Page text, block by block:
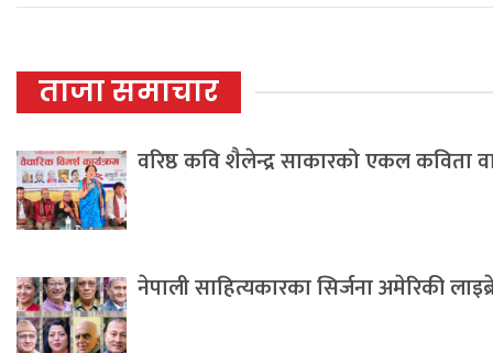
ताजा समाचार
वरिष्ठ कवि शैलेन्द्र साकारको एकल कविता
नेपाली साहित्यकारका सिर्जना अमेरिकी